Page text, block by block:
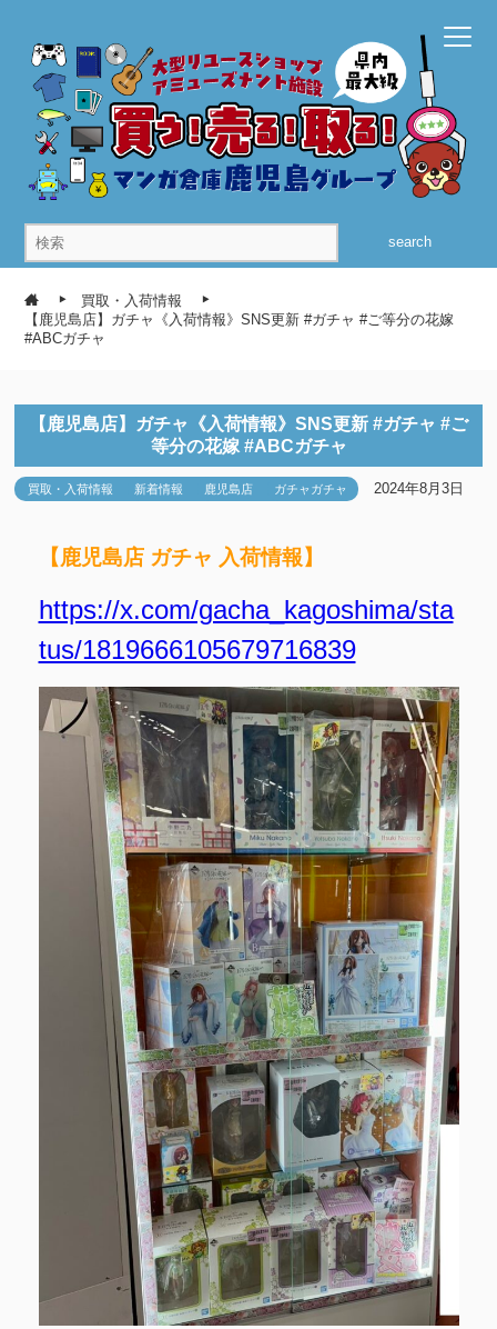
search
買取・入荷情報
【鹿児島店】ガチャ《入荷情報》SNS更新 #ガチャ #ご等分の花嫁
#ABCガチャ
【鹿児島店】ガチャ《入荷情報》SNS更新 #ガチャ #ご
等分の花嫁 #ABCガチャ
買取・入荷情報 新着情報 鹿児島店 ガチャガチャ 2024年8月3日
【鹿児島店 ガチャ 入荷情報】
https://x.com/gacha_kagoshima/sta
tus/1819666105679716839